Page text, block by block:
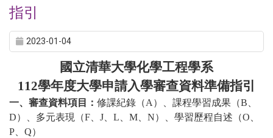
指引
2023-01-04
國立清華大學化學工程學系
112學年度大學申請入學審查資料準備指引
一、審查資料項目： 修課紀錄（A ）、課程學習成果（B
D）、多元表現（F J L M N）、學習歷程自述（O
P
Q）